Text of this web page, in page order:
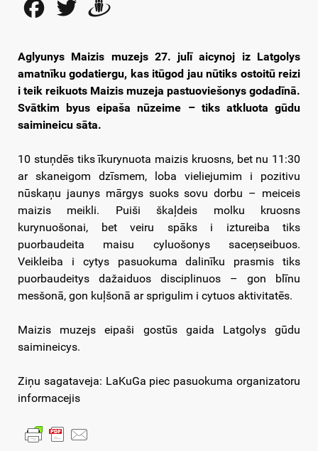
FacebookTwitter
Aglyunys Maizis muzejs 27. julī aicynoj iz Latgolys
amatnīku godatiergu, kas itūgod jau nūtiks ostoitū reizi
i teik reikuots Maizis muzeja pastuoviešonys godadīnā.
Svātkim byus eipaša nūzeime – tiks atkluota gūdu
saimineicu sāta.
10 stuņdēs tiks īkurynuota maizis kruosns, bet nu 11:30
ar skaneigom dzīsmem, loba vieliejumim i pozitivu
nūskaņu jaunys mārgys suoks sovu dorbu – meiceis
maizis meikli. Puiši škaļdeis molku kruosns
kurynuošonai, bet veiru spāks i iztureiba tiks
puorbaudeita maisu cyluošonys saceņseibuos.
Veikleiba i cytys pasuokuma dalinīku prasmis tiks
puorbaudeitys dažaiduos disciplinuos – gon blīnu
mesšonā, gon kuļšonā ar sprigulim i cytuos aktivitatēs.
Maizis muzejs eipaši gostūs gaida Latgolys gūdu
saimineicys.
Ziņu sagataveja: LaKuGa piec pasuokuma organizatoru
informacejis